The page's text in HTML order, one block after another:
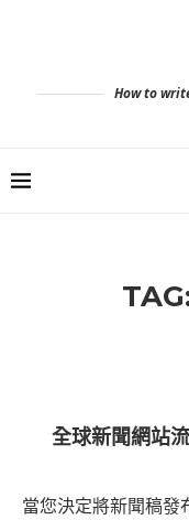
How to
全球新聞網站
當您決定將新聞稿發